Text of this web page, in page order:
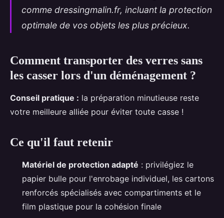
comme dressingmalin.fr, incluant la protection
optimale de vos objets les plus précieux.
Comment transporter des verres sans
les casser lors d'un déménagement ?
Conseil pratique : la préparation minutieuse reste
votre meilleure alliée pour éviter toute casse !
Ce qu'il faut retenir
Matériel de protection adapté : privilégiez le
papier bulle pour l'enrobage individuel, les cartons
renforcés spécialisés avec compartiments et le
film plastique pour la cohésion finale